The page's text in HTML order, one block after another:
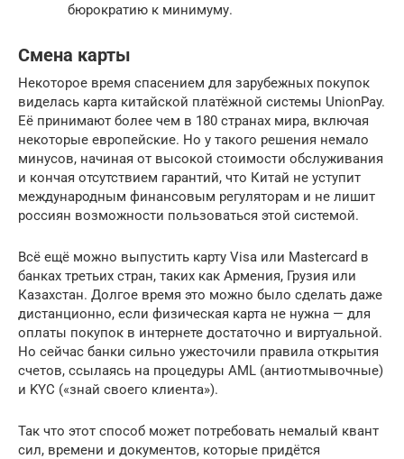
бюрократию к минимуму.
Смена карты
Некоторое время спасением для зарубежных покупок
виделась карта китайской платёжной системы UnionPay.
Её принимают более чем в 180 странах мира, включая
некоторые европейские. Но у такого решения немало
минусов, начиная от высокой стоимости обслуживания
и кончая отсутствием гарантий, что Китай не уступит
международным финансовым регуляторам и не лишит
россиян возможности пользоваться этой системой.
Всё ещё можно выпустить карту Visa или Mastercard в
банках третьих стран, таких как Армения, Грузия или
Казахстан. Долгое время это можно было сделать даже
дистанционно, если физическая карта не нужна — для
оплаты покупок в интернете достаточно и виртуальной.
Но сейчас банки сильно ужесточили правила открытия
счетов, ссылаясь на процедуры AML (антиотмывочные)
и KYC («знай своего клиента»).
Так что этот способ может потребовать немалый квант
сил, времени и документов, которые придётся